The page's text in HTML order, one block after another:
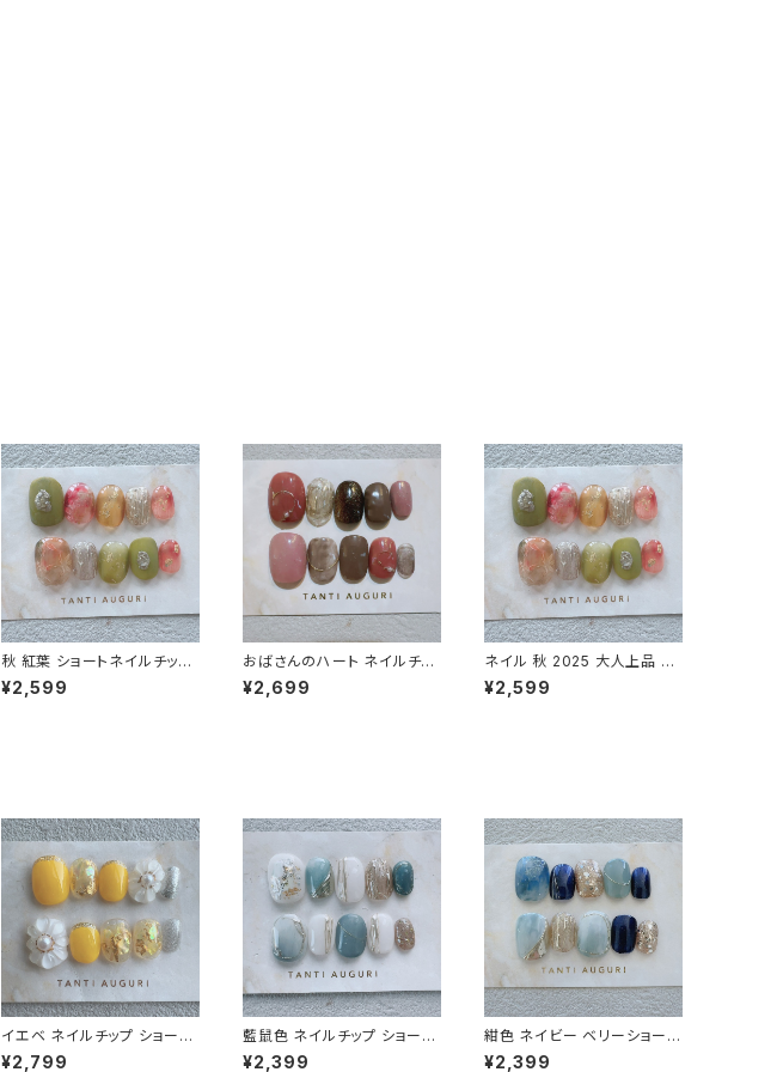
秋 紅葉 ショートネイルチップ
秋色 9月 10月 11月 こうよう
短め 小さめ ベリーショート
¥2,599
おばさんのハート ネイルチッ
プ ベリーショート 濃い赤 中
年女性 主婦 奥さん 30代 40
¥2,699
ネイル 秋 2025 大人上品 紅
葉 大人可愛い かっこいい も
みじ モミジ ベリーショート 通
¥2,599
イエベ ネイルチップ ショート
黄色 ぷっくり フラワー フレッ
¥2,799
藍鼠色 ネイルチップ ショート
ターコイズブルー 青系 水色
¥2,399
紺色 ネイビー ベリーショート
ネイルチップ 青系 付け爪 海
¥2,399